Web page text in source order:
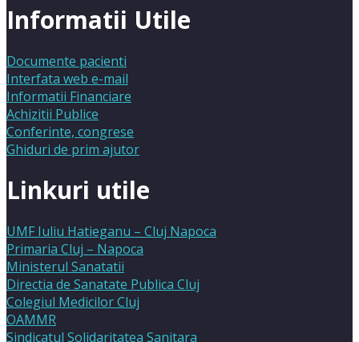
Informatii Utile
Documente pacienti
Interfata web e-mail
Informatii Financiare
Achizitii Publice
Conferinte, congrese
Ghiduri de prim ajutor
Linkuri utile
UMF Iuliu Hatieganu – Cluj Napoca
Primaria Cluj – Napoca
Ministerul Sanatatii
Directia de Sanatate Publica Cluj
Colegiul Medicilor Cluj
OAMMR
Sindicatul Solidaritatea Sanitara